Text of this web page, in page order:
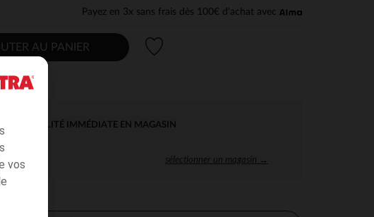
vos
Payez en 3x sans frais dès 100€ d'achat avec
AU PANIER
DISPONIBILITÉ IMMÉDIATE EN MAGASIN
sélectionner un magasin →